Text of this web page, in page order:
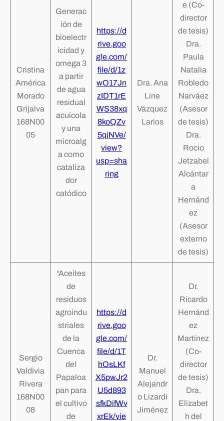
Cristina
América
Morado
Grijalva
168N00
05
Generac
ión de
bioelectr
icidad y
omega 3
a partir
de agua
residual
acuícola
y una
microalg
a como
cataliza
dor
catódico
https://d
rive.goo
gle.com/
file/d/1z
wO17Jn
zIDT1rE
WS38xq
8koQZv
5qjNVe/
view?
usp=sha
ring
Dra. Ana
Line
Vázquez
Larios
e (Co-
director
de tesis)
Dra.
Paula
Natalia
Robledo
Narváez
(Asesor
de tesis)
Dra.
Rocio
Jetzabel
Alcántar
a
Hernánd
ez
(Asesor
externo
de tesis)
Sergio
Valdivia
Rivera
168N00
08
“Aceites
de
residuos
agroindu
striales
de la
Cuenca
del
Papaloa
pan para
el cultivo
de
https://d
rive.goo
gle.com/
file/d/1T
hOsLKf
X5pwJr2
U5d893
sfkDifWv
xrEk/vie
Dr.
Manuel
Alejandr
o Lizardi
Jiménez
Dr.
Ricardo
Hernánd
ez
Martínez
(Co-
director
de tesis)
Dra.
Elizabet
h del